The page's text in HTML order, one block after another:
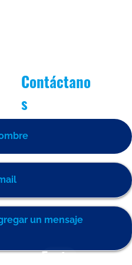
Contáctano
s
Enviar